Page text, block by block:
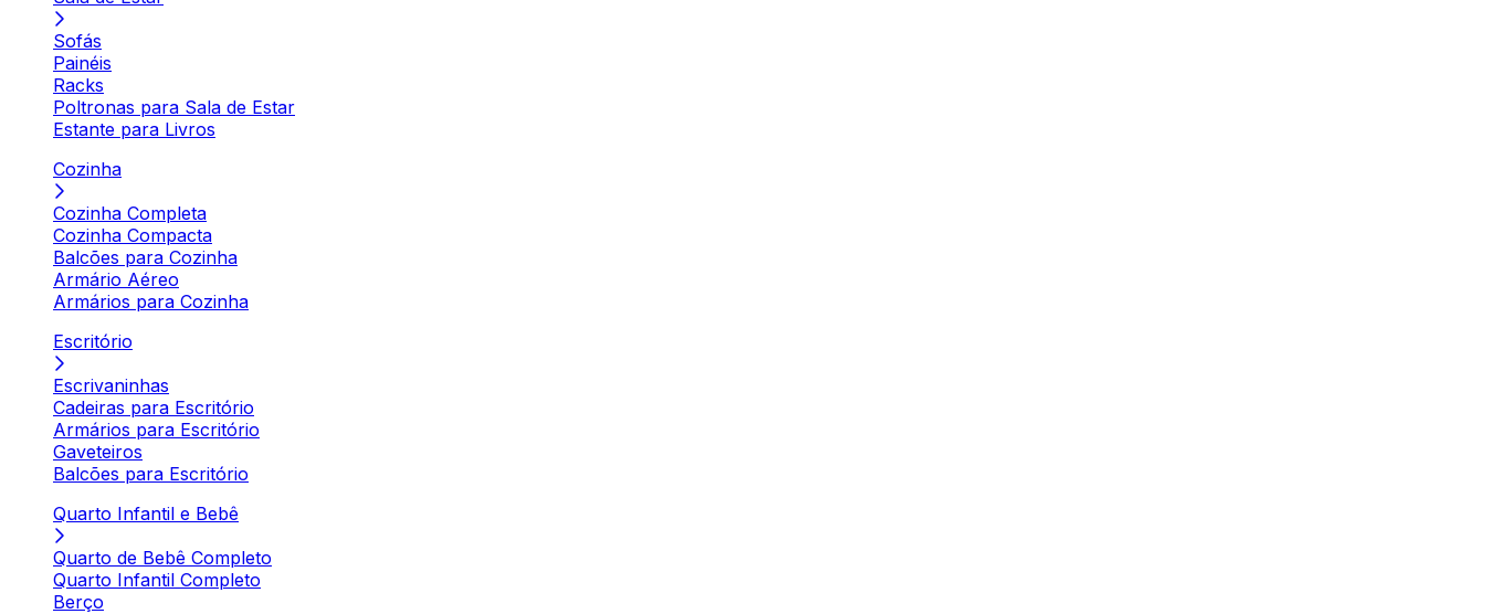
Sofás
Painéis
Racks
Poltronas para Sala de Estar
Estante para Livros
Cozinha
Cozinha Completa
Cozinha Compacta
Balcões para Cozinha
Armário Aéreo
Armários para Cozinha
Escritório
Escrivaninhas
Cadeiras para Escritório
Armários para Escritório
Gaveteiros
Balcões para Escritório
Quarto Infantil e Bebê
Quarto de Bebê Completo
Quarto Infantil Completo
Berço